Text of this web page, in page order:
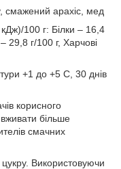
смажений арахіс, мед
100 г: Білки – 16,4
29,8 г/100 г, Харчові
+1 до +5 С, 30 днів
корисного
більше
смачних
Використовуючи